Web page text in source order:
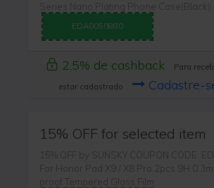
Series Nano Plating Phone Case(Black)
EDA0050880
2,5% de cashback
Para
estar cadastrado
Cadastre-
15% OFF for selected item
15% OFF by SUNSKY COUPON CODE:
For Honor Pad X9 / X8 Pro 2pcs 9H
proof Tempered Glass Film